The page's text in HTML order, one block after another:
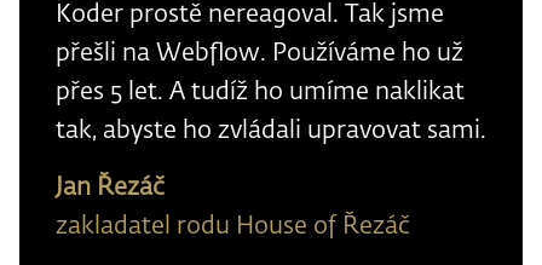
Koder prostě nereagoval. Tak jsme
přešli na Webflow. Používáme ho už
přes 5 let. A tudíž ho umíme naklikat
tak, abyste ho zvládali upravovat sami.
Jan Řezáč
zakladatel rodu House of Řezáč